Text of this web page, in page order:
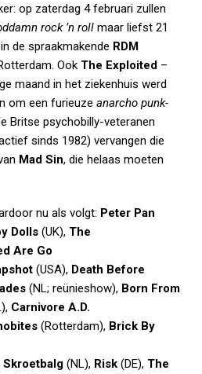
op zaterdag 4 februari zullen
rock ’n roll maar liefst 21
in de spraakmakende RDM
Ook The Exploited –
maand in het ziekenhuis werd
om een furieuze anarcho punk-
Britse psychobilly-veteranen
sinds 1982) vervangen die
Mad Sin, die helaas moeten
nu als volgt: Peter Pan
Dolls (UK), The
Are Go
(USA), Death Before
(NL; reünieshow), Born From
Carnivore A.D.
(Rotterdam), Brick By
Skroetbalg (NL), Risk (DE), The